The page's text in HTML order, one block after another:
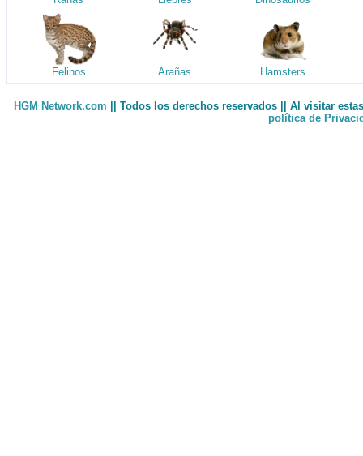
Felinos Arañas Hamsters
HGM Network.com || Todos los derechos reservados || Al visitar
política de